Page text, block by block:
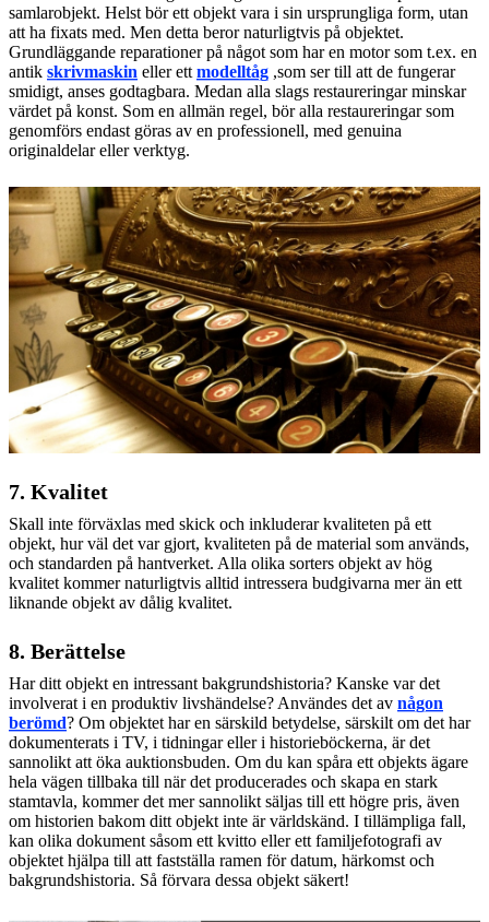
samlarobjekt. Helst bör ett objekt vara i sin ursprungliga form, utan
att ha fixats med. Men detta beror naturligtvis på objektet.
Grundläggande reparationer på något som har en motor som t.ex. en
antik skrivmaskin eller ett modelltåg ,som ser till att de fungerar
smidigt, anses godtagbara. Medan alla slags restaureringar minskar
värdet på konst. Som en allmän regel, bör alla restaureringar som
genomförs endast göras av en professionell, med genuina
originaldelar eller verktyg.
7. Kvalitet
Skall inte förväxlas med skick och inkluderar kvaliteten på ett
objekt, hur väl det var gjort, kvaliteten på de material som används,
och standarden på hantverket. Alla olika sorters objekt av hög
kvalitet kommer naturligtvis alltid intressera budgivarna mer än ett
liknande objekt av dålig kvalitet.
8. Berättelse
Har ditt objekt en intressant bakgrundshistoria? Kanske var det
involverat i en produktiv livshändelse? Användes det av någon
berömd? Om objektet har en särskild betydelse, särskilt om det har
dokumenterats i TV, i tidningar eller i historieböckerna, är det
sannolikt att öka auktionsbuden. Om du kan spåra ett objekts ägare
hela vägen tillbaka till när det producerades och skapa en stark
stamtavla, kommer det mer sannolikt säljas till ett högre pris, även
om historien bakom ditt objekt inte är världskänd. I tillämpliga fall,
kan olika dokument såsom ett kvitto eller ett familjefotografi av
objektet hjälpa till att fastställa ramen för datum, härkomst och
bakgrundshistoria. Så förvara dessa objekt säkert!